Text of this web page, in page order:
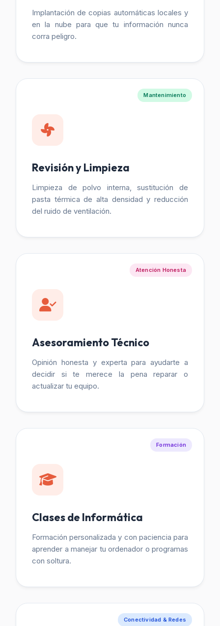
Implantación de copias automáticas locales y
en la nube para que tu información nunca
corra peligro.
Mantenimiento
Revisión y Limpieza
Limpieza de polvo interna, sustitución de
pasta térmica de alta densidad y reducción
del ruido de ventilación.
Atención Honesta
Asesoramiento Técnico
Opinión honesta y experta para ayudarte a
decidir si te merece la pena reparar o
actualizar tu equipo.
Formación
Clases de Informática
Formación personalizada y con paciencia para
aprender a manejar tu ordenador o programas
con soltura.
Conectividad & Redes